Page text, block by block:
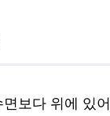
보다 위에 있